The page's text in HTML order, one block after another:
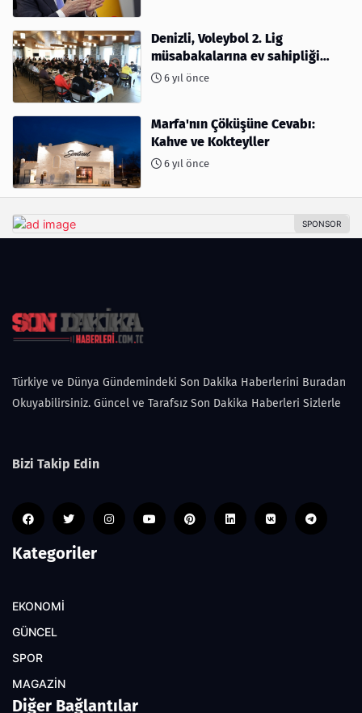
Denizli, Voleybol 2. Lig
müsabakalarına ev sahipliği
yapıyor
6 yıl önce
Marfa'nın Çöküşüne Cevabı:
Kahve ve Kokteyller
6 yıl önce
Türkiye ve Dünya Gündemindeki Son Dakika Haberlerini Buradan
Okuyabilirsiniz. Güncel ve Tarafsız Son Dakika Haberleri Sizlerle
Bizi Takip Edin
Kategoriler
EKONOMİ
GÜNCEL
SPOR
MAGAZİN
Diğer Bağlantılar